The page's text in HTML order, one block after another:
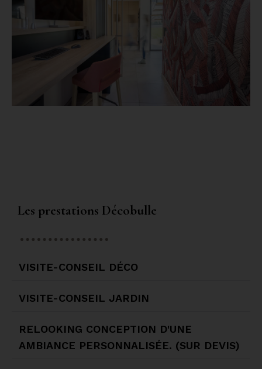
Les prestations Décobulle
VISITE-CONSEIL DÉCO
VISITE-CONSEIL JARDIN​
RELOOKING CONCEPTION D'UNE
AMBIANCE PERSONNALISÉE. (SUR DEVIS)​